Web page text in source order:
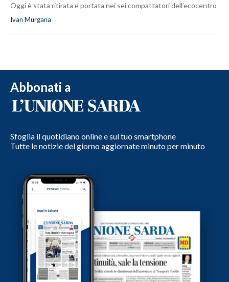
Oggi è stata ritirata e portata nei sei compattatori dell’ecocentro
Ivan Murgana
Abbonati a
Sfoglia il quotidiano online e sul tuo smartphone
Tutte le notizie del giorno aggiornate minuto per minuto